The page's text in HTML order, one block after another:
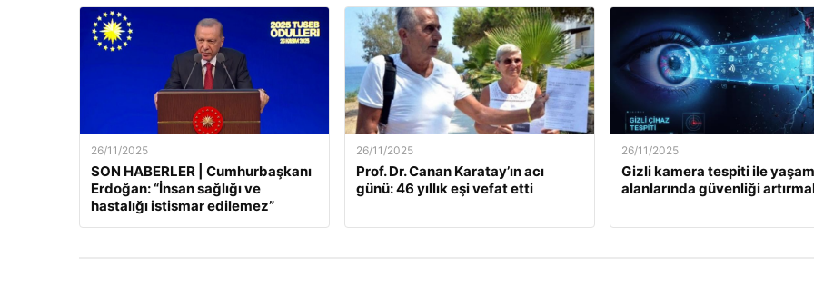
26/11/2025
SON HABERLER | Cumhurbaşkanı
Erdoğan: “İnsan sağlığı ve
hastalığı istismar edilemez”
26/11/2025
Prof. Dr. Canan Karatay’ın acı
günü: 46 yıllık eşi vefat etti
26/11/2025
Gizli kamera tespiti ile yaşam
alanlarında güvenliği